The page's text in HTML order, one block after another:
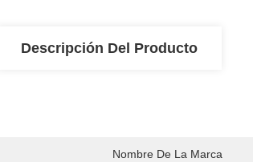
Descripción Del Producto
Nombre De La Marca